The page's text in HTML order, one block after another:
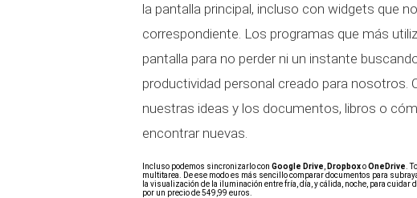
la pantalla principal, incluso con widgets que
correspondiente. Los programas que más
pantalla para no perder ni un instante
productividad personal creado para nosotros.
nuestras ideas y los documentos, libros o
encontrar nuevas.
Incluso podemos sincronizarlo con Google Drive DropboxoOneDrive .
multitarea. De ese modo es más sencillo comparar documentos para
la visualización de la iluminación entre fría, día, y cálida, noche, para
por un precio de 549,99 euros.